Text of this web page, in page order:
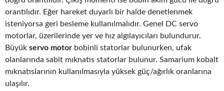
orantılıdır. Eğer hareket duyarlı bir halde denetlenmek
isteniyorsa geri besleme kullanılmalıdır. Genel DC servo
motorlar, üzerilerinde yer ve hız algılayıcıları bulundurur.
Büyük servo motor bobinli statorlar bulunurken, ufak
olanlarında sabit mıknatıs statorlar bulunur. Samarium kobalt
mıknatıslarının kullanılmasıyla yüksek güç/ağırlık oranlarına
ulaşılır.